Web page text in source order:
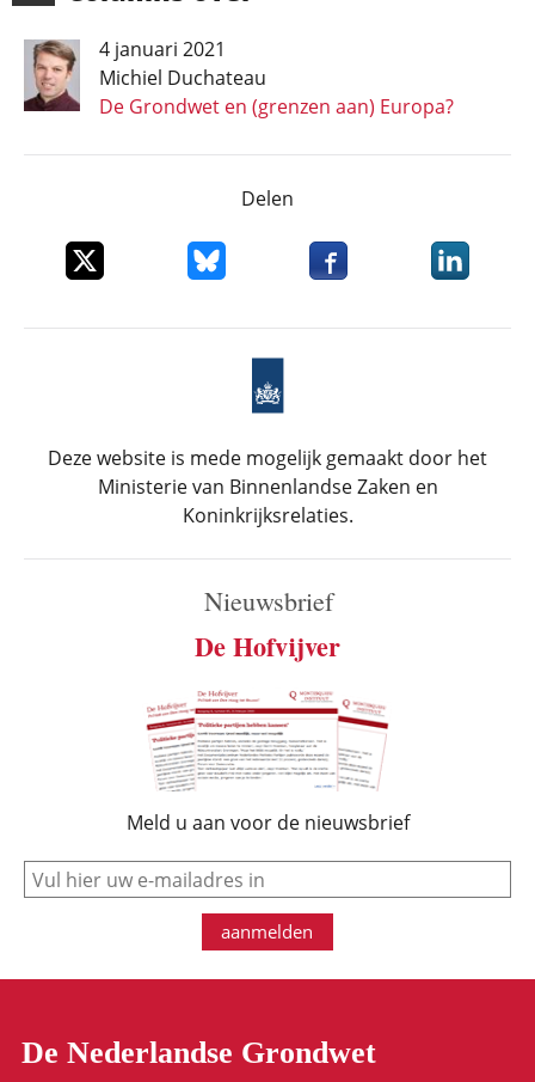
4 januari 2021
Michiel Duchateau
De Grondwet en (grenzen aan) Europa?
Delen
Deel dit item op XDeel dit item op Bluesky
Deel dit item opDeel dit
Deze website is mede mogelijk gemaakt door het
Ministerie van Binnenlandse Zaken en
Koninkrijksrelaties.
Nieuwsbrief
De Hofvijver
Meld u aan voor de nieuwsbrief
e-mail
aanmelden
De Nederlandse Grondwet